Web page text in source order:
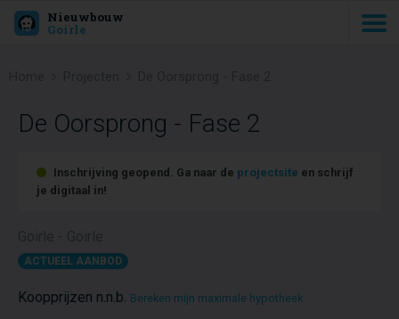
Nieuwbouw
Goirle
De Oorsprong - Fase 2
Inschrijving geopend. Ga naar de projectsite en schrijf
je digitaal in!
ACTUEEL AANBOD
Koopprijzen n.n.b. Bereken mijn maximale hypotheek